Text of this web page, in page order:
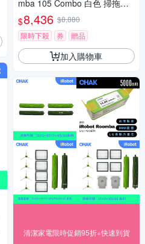
mba 105 Combo 白色 掃拖機
器人 總代理保固1+1年
$8,436 $8,880
限時下殺
券 贈品
加入購物車
清潔家電限時促銷95折+快速到貨